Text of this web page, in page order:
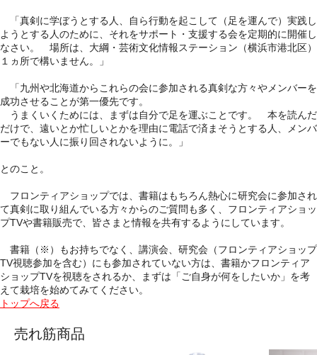
「真剣に学ぼうとする人、自ら行動を起こして（足を運んで） 実践し
ようとする人のために、それをサポート・支援する会を定期的に開催し
なさい。 場所は、大綱・芸術文化情報ステーション（横浜市港北区）
１ヵ所で構いません。」
「九州や北海道からこれらの会に参加される真剣な方々やメンバーを
成功させることが第一優先です。
うまくいくためには、
まずは自分で足を運ぶこと です。 本を読んだ
だけで、遠いとか忙しいとかを理由に電話で済まそうとする人、メンバ
ーでもない人に振り回されないように。」
とのこと。
フロンティアショップでは、書籍はもちろん熱心に研究会に参加され
て真剣に取り組んでいる方々からのご質問も多く、フロンティアショッ
プTVや書籍販売で、皆さまと情報を共有するようにしています。
書籍（ ※ ）もお持ちでなく、講演会、研究会（フロンティアショップ
TV視聴参加を含む）にも参加されていない方は、書籍かフロンティア
ショップTVを視聴をされるか、まずは「ご自身が何をしたいか」を考
えて栽培を始めてみてください。
トップへ戻る
売れ筋商品